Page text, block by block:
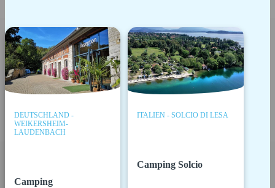
DEUTSCHLAND -
WEIKERSHEIM-
LAUDENBACH
Camping
ITALIEN - SOLCIO DI LESA
Camping Solcio